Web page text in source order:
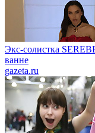
Экс-солистка
ванне
gazeta.ru